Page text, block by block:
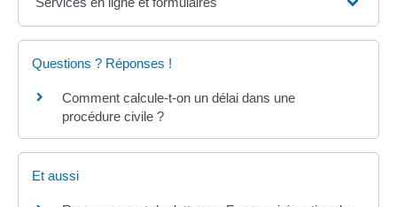
Questions ? Réponses !
Comment calcule-t-on un délai dans une
procédure civile ?
Et aussi